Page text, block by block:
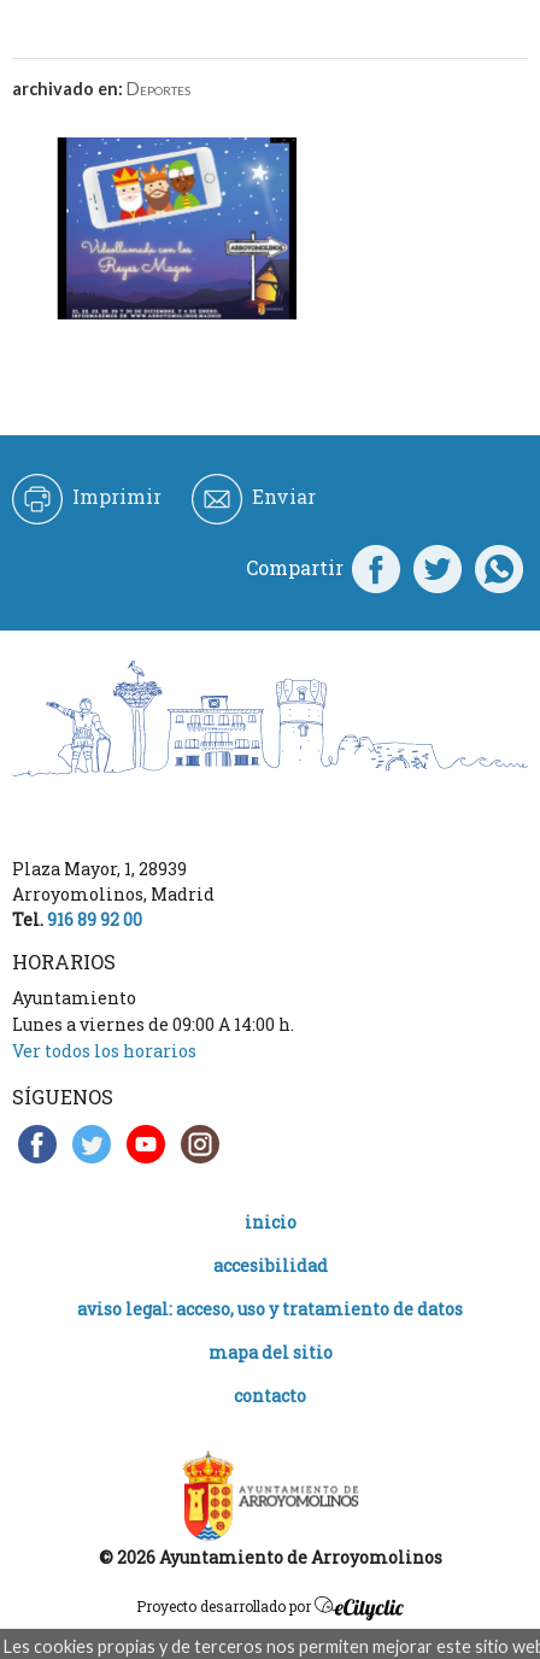
Les cookies propias y de terceros nos permiten mejorar este sitio
archivado en: Deportes
Imprimir Enviar
Compartir
Plaza Mayor, 1, 28939
Arroyomolinos, Madrid
Tel.916 89 92 00
HORARIOS
Ayuntamiento
Lunes a viernes de 09:00 A 14:00 h.
Ver todos los horarios
SÍGUENOS
inicio
accesibilidad
aviso legal: acceso, uso y tratamiento de datos
mapa del sitio
contacto
© 2026 Ayuntamiento de Arroyomolinos
Proyecto desarrollado por